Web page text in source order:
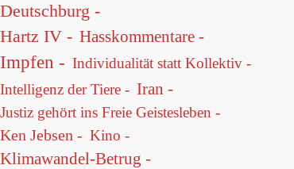
Deutschburg -
Hartz IV - Hasskommentare -
Impfen - Individualität statt Kollektiv -
Intelligenz der Tiere - Iran -
Justiz gehört ins Freie Geistesleben -
Ken Jebsen - Kino -
Klimawandel-Betrug -